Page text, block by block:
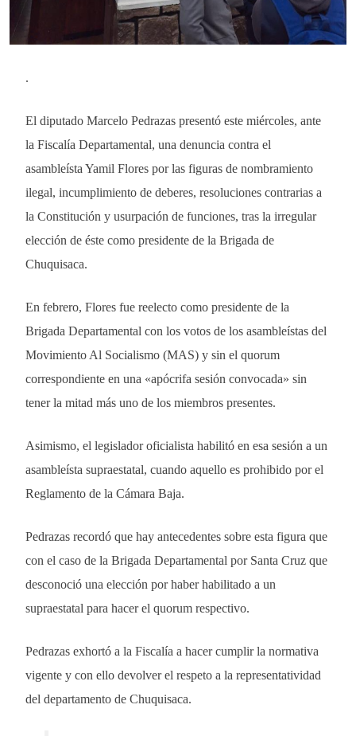
.
El diputado Marcelo Pedrazas presentó este miércoles, ante
la Fiscalía Departamental, una denuncia contra el
asambleísta Yamil Flores por las figuras de nombramiento
ilegal, incumplimiento de deberes, resoluciones contrarias a
la Constitución y usurpación de funciones, tras la irregular
elección de éste como presidente de la Brigada de
Chuquisaca.
En febrero, Flores fue reelecto como presidente de la
Brigada Departamental con los votos de los asambleístas del
Movimiento Al Socialismo (MAS) y sin el quorum
correspondiente en una «apócrifa sesión convocada» sin
tener la mitad más uno de los miembros presentes.
Asimismo, el legislador oficialista habilitó en esa sesión a un
asambleísta supraestatal, cuando aquello es prohibido por el
Reglamento de la Cámara Baja.
Pedrazas recordó que hay antecedentes sobre esta figura que
con el caso de la Brigada Departamental por Santa Cruz que
desconoció una elección por haber habilitado a un
supraestatal para hacer el quorum respectivo.
Pedrazas exhortó a la Fiscalía a hacer cumplir la normativa
vigente y con ello devolver el respeto a la representatividad
del departamento de Chuquisaca.